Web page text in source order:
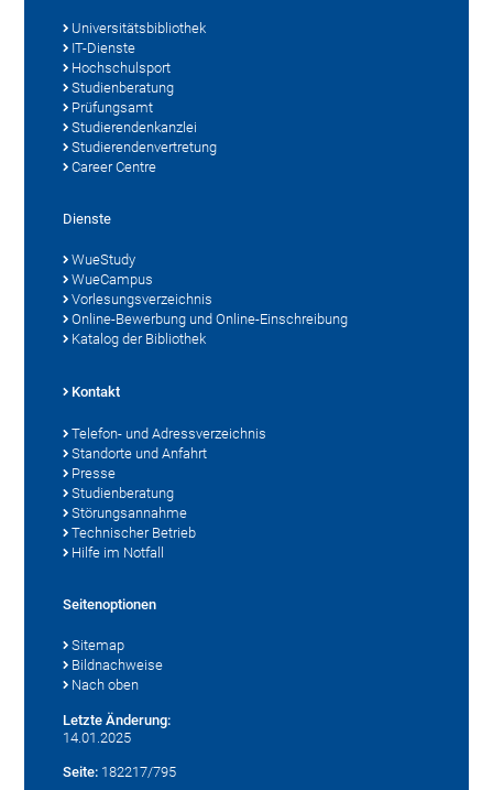
Universitätsbibliothek
IT-Dienste
Hochschulsport
Studienberatung
Prüfungsamt
Studierendenkanzlei
Studierendenvertretung
Career Centre
Dienste
WueStudy
WueCampus
Vorlesungsverzeichnis
Online-Bewerbung und Online-Einschreibung
Katalog der Bibliothek
Kontakt
Telefon- und Adressverzeichnis
Standorte und Anfahrt
Presse
Studienberatung
Störungsannahme
Technischer Betrieb
Hilfe im Notfall
Seitenoptionen
Sitemap
Bildnachweise
Nach oben
Letzte Änderung:
14.01.2025
Seite: 182217/795